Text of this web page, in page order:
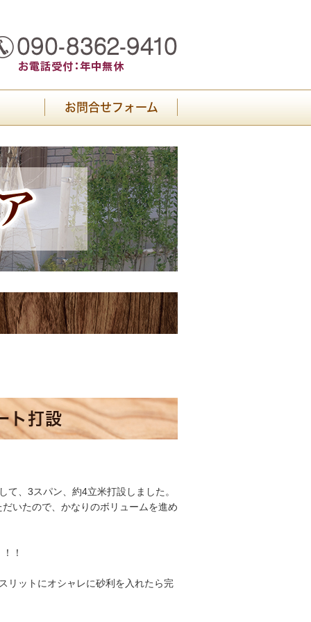
お問合せフォーム
ト打設
、3スパン、約4立米打設しました。
いたので、かなりのボリュームを進め
！
リットにオシャレに砂利を入れたら完